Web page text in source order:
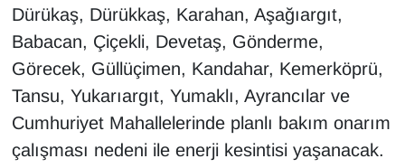
Dürükaş, Dürükkaş, Karahan, Aşağıargıt,
Babacan, Çiçekli, Devetaş, Gönderme,
Görecek, Güllüçimen, Kandahar, Kemerköprü,
Tansu, Yukarıargıt, Yumaklı, Ayrancılar ve
Cumhuriyet Mahallelerinde planlı bakım onarım
çalışması nedeni ile enerji kesintisi yaşanacak.
Turizm
VAN'DA SPOR
Vasıta